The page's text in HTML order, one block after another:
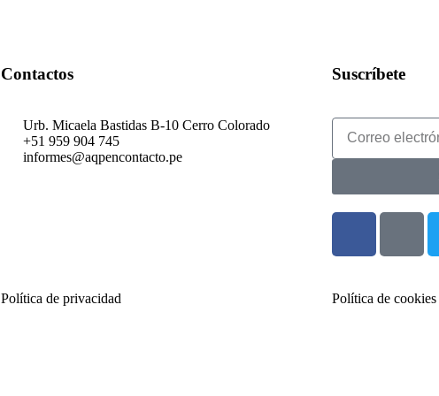
Contactos
Urb. Micaela Bastidas B-10 Cerro Colorado
+51 959 904 745
informes@aqpencontacto.pe
Suscríbete
Política de privacidad Política de cookies